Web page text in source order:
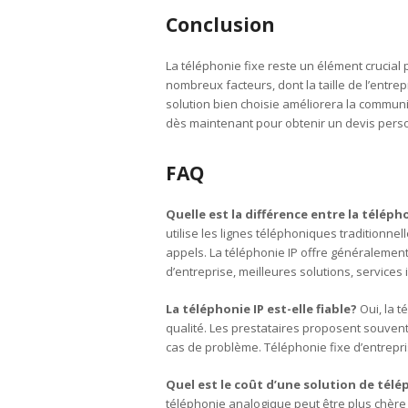
Conclusion
La téléphonie fixe reste un élément
nombreux facteurs, dont la taille de
solution bien choisie améliorera la
dès maintenant pour obtenir un devis
FAQ
Quelle est la différence entre la
utilise les lignes téléphoniques
appels. La téléphonie IP offre
d’entreprise, meilleures solutions,
La téléphonie IP est-elle fiable? Oui, la
qualité. Les prestataires proposent
cas de problème. Téléphonie fixe
Quel est le coût d’une solution de
téléphonie analogique peut être plus